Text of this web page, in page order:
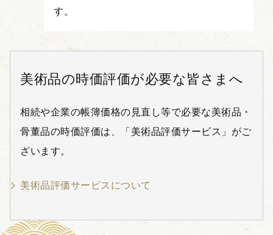
す。
美術品の時価評価が必要な皆さまへ
相続や企業の帳簿価格の見直し等で必要な美術品・
骨董品の時価評価は、「美術品評価サービス」がご
ざいます。
美術品評価サービスについて